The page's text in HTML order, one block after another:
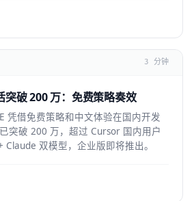
3 分钟
突破 200 万：免费策略奏效
凭借免费策略和中文体验在国内开发
突破 200 万，超过 Cursor 国内用户
双模型，企业版即将推出。